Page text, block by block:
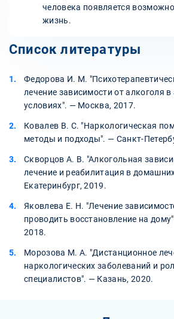
человека появляется
жизнь.
Список литературы
Федорова И. М.
лечение зависимости от алкоголя
условиях". — Москва, 2017.
Ковалев В. С. "Наркологическая
методы и подходы". — Санкт-
Скворцов А. В. "Алкогольная
лечение и реабилитация в
Екатеринбург, 2019.
Яковлева Е. Н. "Лечение
проводить восстановление на
2018.
Морозова М. А. "Дистанционное
наркологических заболеваний и
специалистов". — Казань, 2020.